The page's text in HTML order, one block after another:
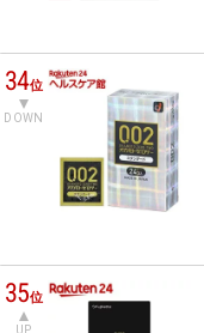
34位
DOWN
35位
UP